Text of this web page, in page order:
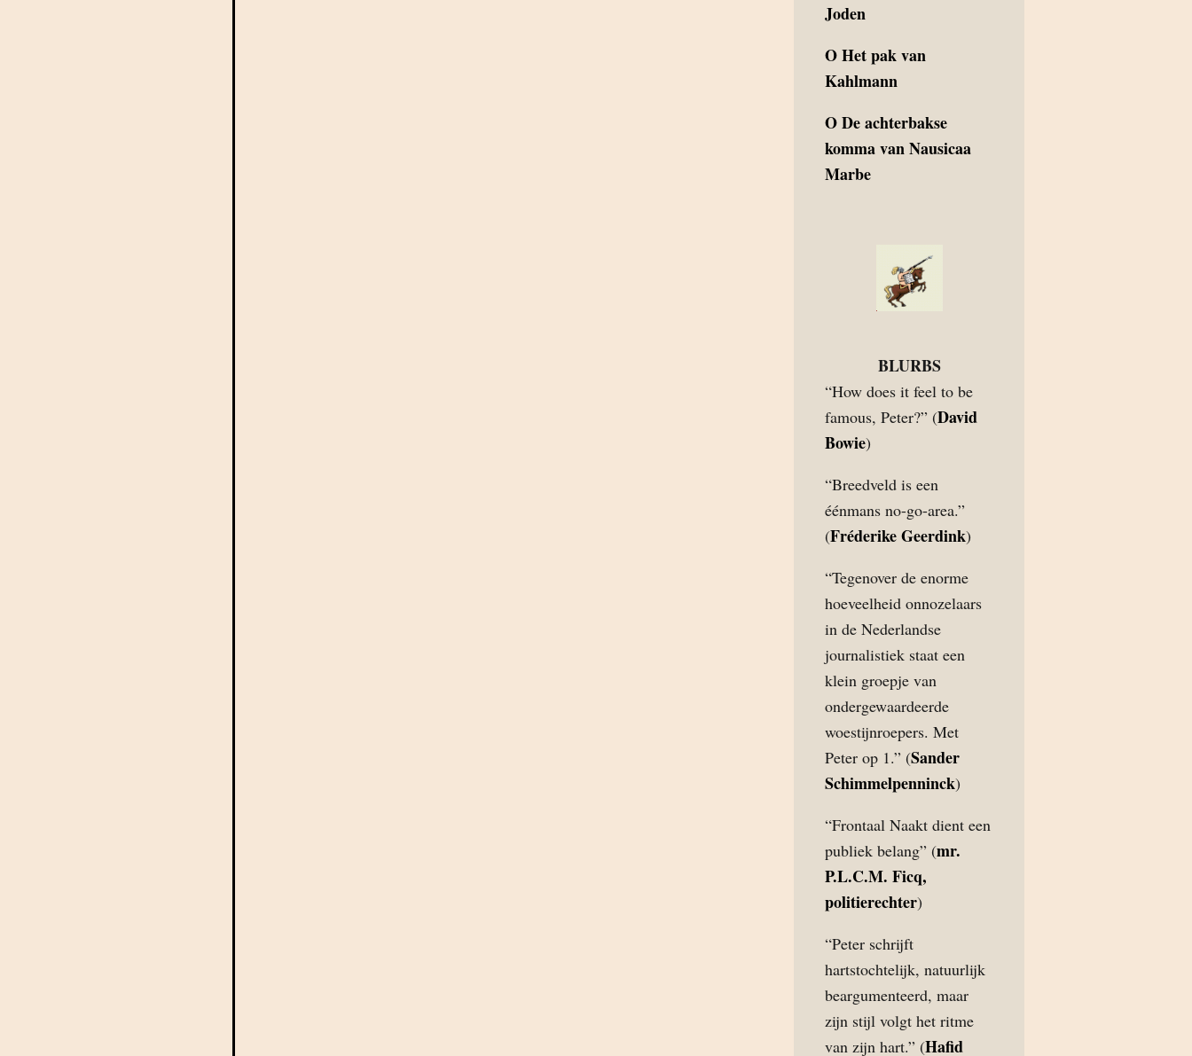
Joden
OHet pak van
Kahlmann
ODe achterbakse
komma van Nausicaa
Marbe
BLURBS
“How does it feel to be
famous, Peter?” (David
Bowie)
“Breedveld is een
éénmans no-go-area.”
(Fréderike Geerdink)
“Tegenover de enorme
hoeveelheid onnozelaars
in de Nederlandse
journalistiek staat een
klein groepje van
ondergewaardeerde
woestijnroepers. Met
Peter op 1.” (Sander
Schimmelpenninck)
“Frontaal Naakt dient een
publiek belang” (mr.
P.L.C.M. Ficq,
politierechter)
“Peter schrijft
hartstochtelijk, natuurlijk
beargumenteerd, maar
zijn stijl volgt het ritme
van zijn hart.” (Hafid